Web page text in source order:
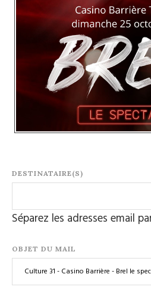
DESTINATAIRE(S)
Séparez les adresses email
OBJET DU MAIL